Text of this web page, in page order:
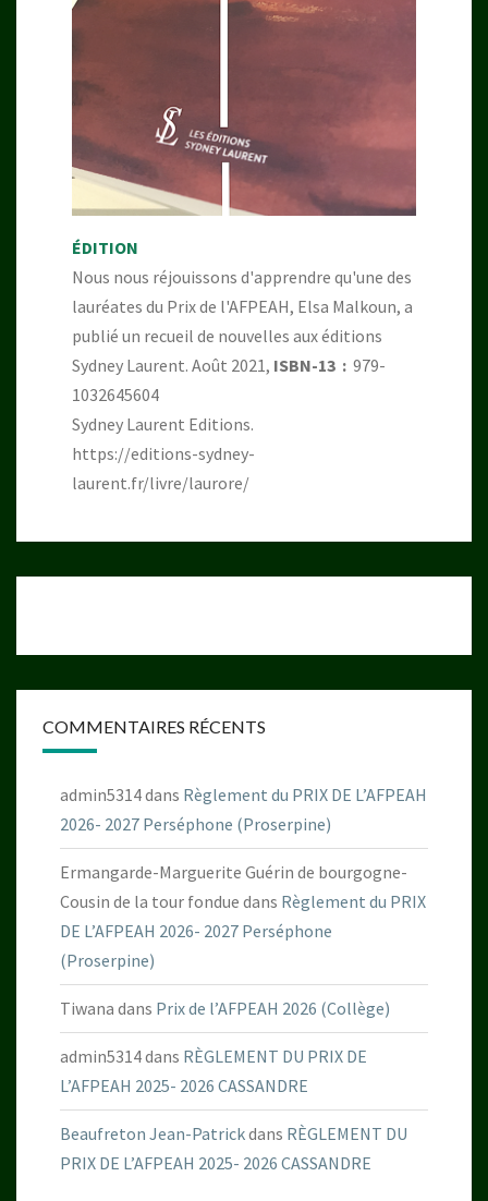
ÉDITION
Nous nous réjouissons d'apprendre qu'une des
lauréates du Prix de l'AFPEAH, Elsa Malkoun, a
publié un recueil de nouvelles aux éditions
Sydney Laurent. Août 2021,
ISBN-13 ‏ : ‎ 979-
1032645604
Sydney Laurent Editions.
https://editions-sydney-
laurent.fr/livre/laurore/
COMMENTAIRES RÉCENTS
admin5314dans Règlement du PRIX DE L’AFPEAH
2026- 2027 Perséphone (Proserpine)
Ermangarde-Marguerite Guérin de bourgogne-
Cousin de la tour fondue dans Règlement du PRIX
DE L’AFPEAH 2026- 2027 Perséphone
(Proserpine)
Tiwana dans Prix de l’AFPEAH 2026 (Collège)
admin5314dans RÈGLEMENT DU PRIX DE
L’AFPEAH 2025- 2026 CASSANDRE
Beaufreton Jean-Patrickdans RÈGLEMENT DU
PRIX DE L’AFPEAH 2025- 2026 CASSANDRE